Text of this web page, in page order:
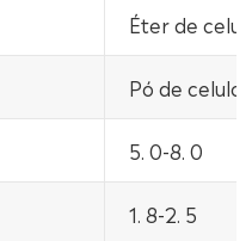
Éter de
Pó de
5. 0-8. 0
1. 8-2. 5